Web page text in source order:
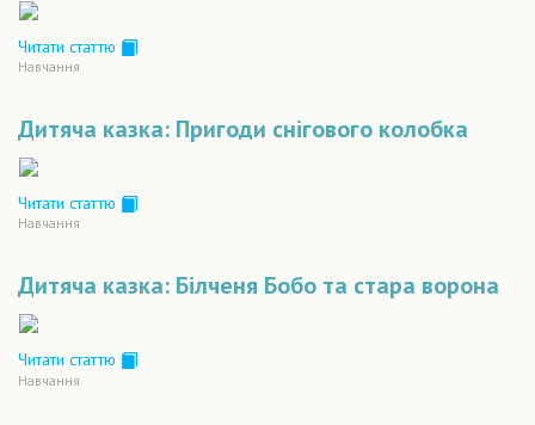
Читати статтю
Навчання
Дитяча казка: Пригоди снігового колобка
Читати статтю
Навчання
Дитяча казка: Білченя Бобо та стара ворона
Читати статтю
Навчання